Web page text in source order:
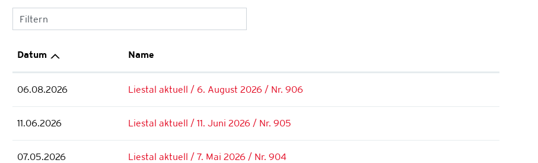
Filtern
Datum Name
06.08.2026 Liestal aktuell / 6. August 2026 / Nr. 906
11.06.2026 Liestal aktuell / 11. Juni 2026 / Nr. 905
07.05.2026 Liestal aktuell / 7. Mai 2026 / Nr. 904